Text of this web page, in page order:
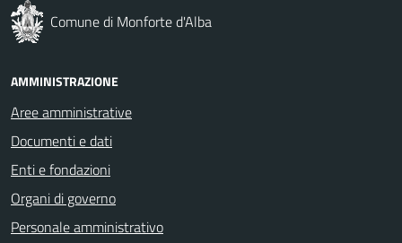
Comune di Monforte d'Alba
AMMINISTRAZIONE
Aree amministrative
Documenti e dati
Enti e fondazioni
Organi di governo
Personale amministrativo